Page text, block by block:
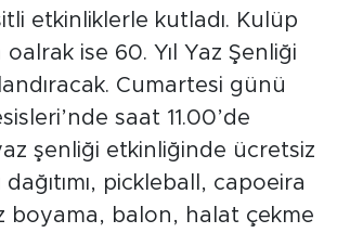
etkinliklerle kutladı. Kulüp
ise 60. Yıl Yaz Şenliği
Cumartesi günü
saat 11.00’de
şenliği etkinliğinde ücretsiz
pickleball, capoeira
boyama, balon, halat çekme